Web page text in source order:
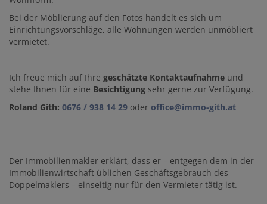
Bei der Möblierung auf den Fotos handelt es sich um
Einrichtungsvorschläge, alle Wohnungen werden unmöbliert
vermietet.
Ich freue mich auf Ihre geschätzte Kontaktaufnahme und
stehe Ihnen für eine Besichtigung sehr gerne zur Verfügung.
Roland Gith: 0676 / 938 14 29 oder office@immo-gith.at
Der Immobilienmakler erklärt, dass er – entgegen dem in der
Immobilienwirtschaft üblichen Geschäftsgebrauch des
Doppelmaklers – einseitig nur für den Vermieter tätig ist.